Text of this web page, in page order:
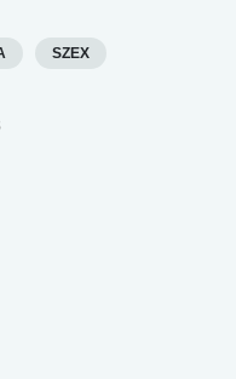
SZEX